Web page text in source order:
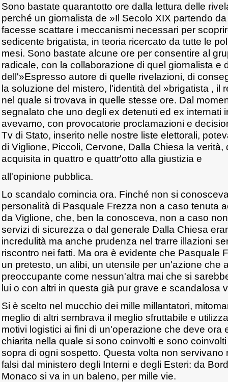
Sono bastate quarantotto ore dalla lettura delle
perché un giornalista de »Il Secolo XIX partendo
facesse scattare i meccanismi necessari per
sedicente brigatista, in teoria ricercato da tutte le
mesi. Sono bastate alcune ore per consentire al
radicale, con la collaborazione di quel giornalista e
dell'»Espresso autore di quelle rivelazioni, di
la soluzione del mistero, l'identità del »brigatista , il
nel quale si trovava in quelle stesse ore. Dal
segnalato che uno degli ex detenuti ed ex internati
avevamo, con provocatorie proclamazioni e
Tv di Stato, inserito nelle nostre liste elettorali,
di Viglione, Piccoli, Cervone, Dalla Chiesa la verità,
acquisita in quattro e quattr'otto alla giustizia e
all'opinione pubblica.
Lo scandalo comincia ora. Finché non si
personalità di Pasquale Frezza non a caso tenuta
da Viglione, che, ben la conosceva, non a caso
servizi di sicurezza o dal generale Dalla Chiesa
incredulità ma anche prudenza nel trarre illazioni
riscontro nei fatti. Ma ora è evidente che Pasquale
un pretesto, un alibi, un utensile per un'azione che
preoccupante come nessun'altra mai che si
lui o con altri in questa già pur grave e scandalosa
Si è scelto nel mucchio dei mille millantatori,
meglio di altri sembrava il meglio sfruttabile e
motivi logistici ai fini di un'operazione che deve ora
chiarita nella quale si sono coinvolti e sono
sopra di ogni sospetto. Questa volta non servivano
falsi dal ministero degli Interni e degli Esteri: da
Monaco si va in un baleno, per mille vie.